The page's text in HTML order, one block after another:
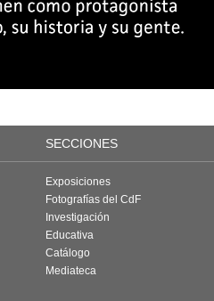
SECCIONES
Exposiciones
Fotografías del CdF
Investigación
Educativa
Catálogo
Mediateca